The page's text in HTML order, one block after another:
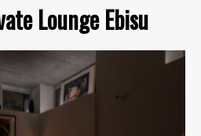
Lounge Ebisu